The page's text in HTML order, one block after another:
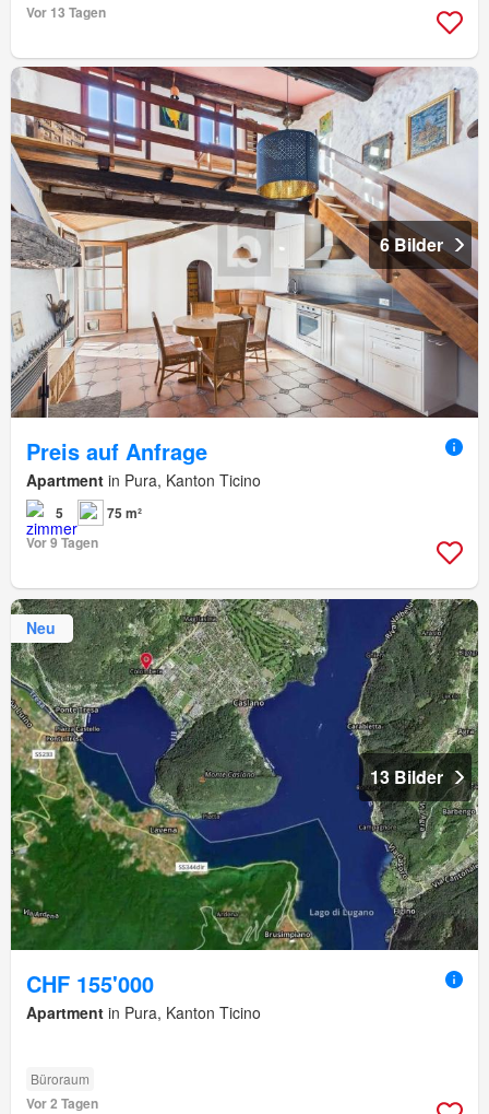
Vor 13 Tagen
6 Bilder
Preis auf Anfrage
Apartment in Pura, Kanton Ticino
5
75 m²
Vor 9 Tagen
Neu
13 Bilder
CHF 155'000
Apartment in Pura, Kanton Ticino
Büroraum
Vor 2 Tagen